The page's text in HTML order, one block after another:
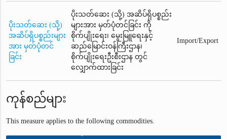
ပိုးသတ်ဆေး (သို့)
အဆိပ်ရှိပစ္စည်းများ
အား မှတ်ပုံတင်
ခြင်း
ပိုးသတ်ဆေး (သို့) အဆိပ်ရှိပစ္စည်း
များအား မှတ်ပုံတင်ခြင်း ကို
စိုက်ပျိုးရေး၊ မွေးမြူရေးနှင့်
ဆည်မြောင်းဝန်ကြီးဌာန၊
စိုက်ပျိုးရေးဦးစီးဌာန တွင်
လျှောက်ထားခြင်း
Import/Export
ကုန်စည်များ
This measure applies to the following commodities.